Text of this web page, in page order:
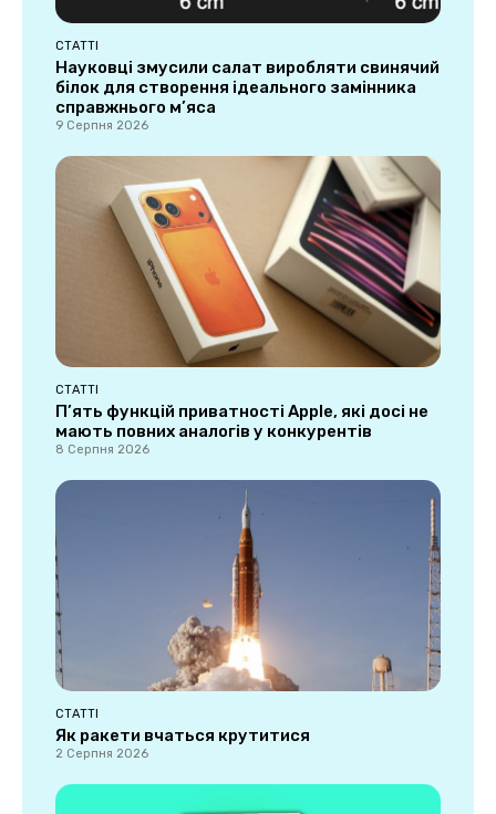
СТАТТІ
Науковці змусили салат виробляти свинячий
білок для створення ідеального замінника
справжнього м’яса
9 Серпня 2026
СТАТТІ
П’ять функцій приватності Apple, які досі не
мають повних аналогів у конкурентів
8 Серпня 2026
СТАТТІ
Як ракети вчаться крутитися
2 Серпня 2026